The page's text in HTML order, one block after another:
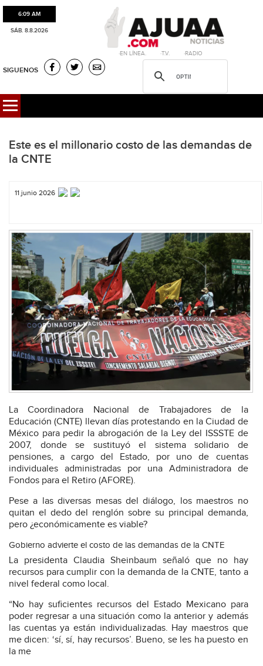
6:09 AM
SÁB. 8.8.2026
·EN LÍNEA. ·T.V. ·RADIO
SIGUENOS
Este es el millonario costo de las demandas de
la CNTE
11 junio 2026
La Coordinadora Nacional de Trabajadores de la
Educación (CNTE) llevan días protestando en la Ciudad de
México para pedir la abrogación de la Ley del ISSSTE de
2007, donde se sustituyó el sistema solidario de
pensiones, a cargo del Estado, por uno de cuentas
individuales administradas por una Administradora de
Fondos para el Retiro (AFORE).
Pese a las diversas mesas del diálogo, los maestros no
quitan el dedo del renglón sobre su principal demanda,
pero ¿económicamente es viable?
Gobierno advierte el costo de las demandas de la CNTE
La presidenta Claudia Sheinbaum señaló que no hay
recursos para cumplir con la demanda de la CNTE, tanto a
nivel federal como local.
“No hay suficientes recursos del Estado Mexicano para
poder regresar a una situación como la anterior y además
las cuentas ya están individualizadas. Hay maestros que
me dicen: ‘sí, sí, hay recursos’. Bueno, se les ha puesto en
la me